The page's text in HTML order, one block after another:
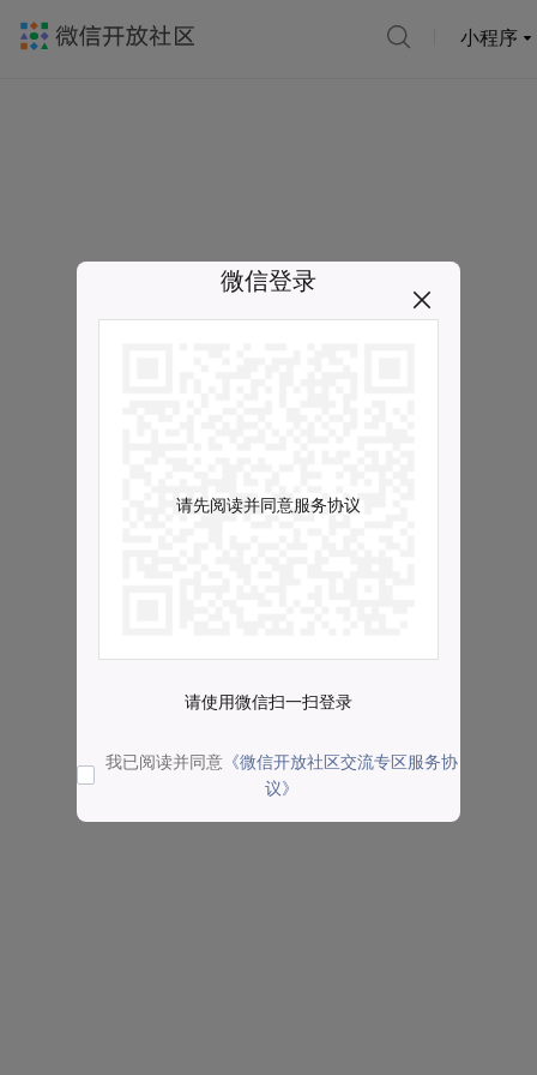
小程序
微信登录
请先阅读并同意服务协议
请使用微信扫一扫登录
我已阅读并同意 《微信开放社区交流专区服务协
议》